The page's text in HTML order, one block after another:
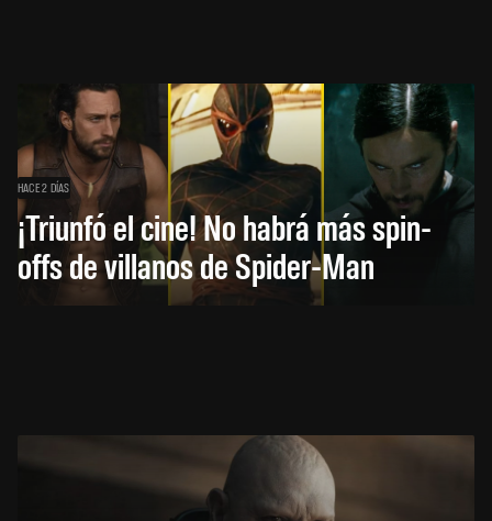
HACE 2 DÍAS
¡Triunfó el cine! No habrá más spin-
offs de villanos de Spider-Man